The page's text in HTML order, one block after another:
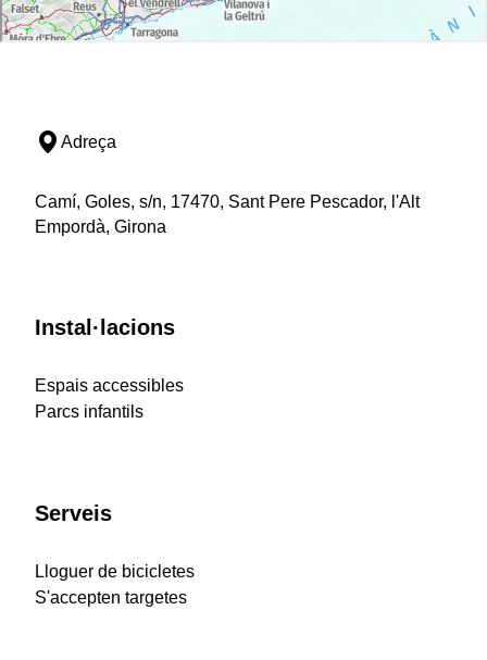
Adreça
Camí, Goles, s/n, 17470, Sant Pere Pescador, l'Alt
Empordà, Girona
Instal·lacions
Espais accessibles
Parcs infantils
Serveis
Lloguer de bicicletes
S'accepten targetes